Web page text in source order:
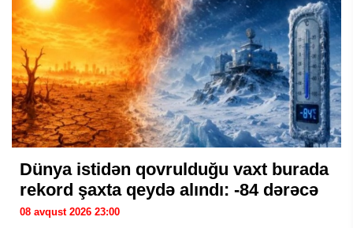
Dünya istidən qovrulduğu vaxt burada
rekord şaxta qeydə alındı: -84 dərəcə
08 avqust 2026 23:00